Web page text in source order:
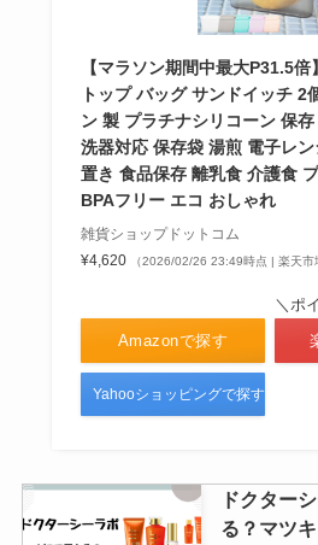
【マラソン期間中最大P31.5
トップ バッグ サンドイッチ 2
ン 製 プラチナシリコーン 保
洗器対応 保存袋 湯煎 電子レ
置き 食品保存 離乳食 介護食
BPAフリー エコ おしゃれ
雑貨ショップドットコム
¥4,620
（2026/02/26 23:49時点 | 楽天市
Amazonで探す
＼ポ
Yahooショッピングで探す
ドクター
る？マツ